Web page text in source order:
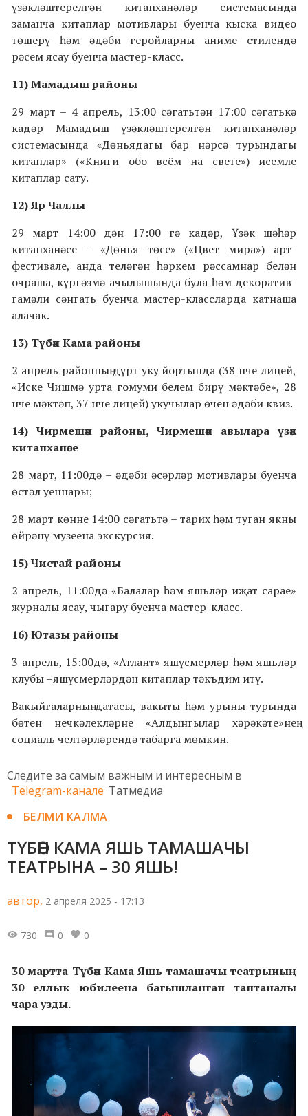
үзәкләштерелгән китапханәләр системасында
заманча китаплар мотивлары буенча кыска видео
төшерү һәм әдәби геройларны аниме стилендә
рәсем ясау буенча мастер-класс.
11) Мамадыш районы
29 март – 4 апрель, 13:00 сәгатьтән 17:00 сәгатькә
кадәр Мамадыш үзәкләштерелгән китапханәләр
системасында «Дөньядагы бар нәрсә турындагы
китаплар» («Книги обо всём на свете») исемле
китаплар сату.
12) Яр Чаллы
29 март 14:00 дән 17:00 гә кадәр, Үзәк шәһәр
китапханәсе – «Дөнья төсе» («Цвет мира») арт-
фестивале, анда теләгән һәркем рәссамнар белән
очраша, күргәзмә ачылышында була һәм декоратив-
гамәли сәнгать буенча мастер-классларда катнаша
алачак.
13) Түбән Кама районы
2 апрель районның дүрт уку йортында (38 нче лицей,
«Иске Чишмә урта гомуми белем бирү мәктәбе», 28
нче мәктәп, 37 нче лицей) укучылар өчен әдәби квиз.
14) Чирмешән районы, Чирмешән авылара үзәк
китапханәсе
28 март, 11:00дә – әдәби әсәрләр мотивлары буенча
өстәл уеннары;
28 март көнне 14:00 сәгатьтә – тарих һәм туган якны
өйрәнү музеена экскурсия.
15) Чистай районы
2 апрель, 11:00дә «Балалар һәм яшьләр иҗат сарае»
журналы ясау, чыгару буенча мастер-класс.
16) Ютазы районы
3 апрель, 15:00дә, «Атлант» яшүсмерләр һәм яшьләр
клубы –яшүсмерләрдән китаплар тәкъдим итү.
Вакыйгаларның датасы, вакыты һәм урыны турында
бөтен нечкәлекләрне «Алдынгылар хәрәкәте»нең
социаль челтәрләрендә табарга мөмкин.
Следите за самым важным и интересным в
Telegram-канале Татмедиа
БЕЛМИ КАЛМА
ТҮБӘН КАМА ЯШЬ ТАМАШАЧЫ
ТЕАТРЫНА – 30 ЯШЬ!
автор, 2 апреля 2025 - 17:13
730 0 0
30 мартта Түбән КамаЯшь тамашачы театрының
30 еллык юбилеена багышланган тантаналы
чара узды.